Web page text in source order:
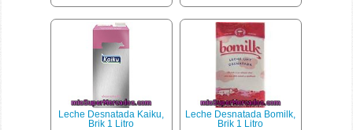
Leche Desnatada Kaiku,
Brik 1 Litro
Leche Desnatada Bomilk,
Brik 1 Litro